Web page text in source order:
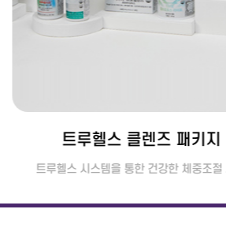
트루헬스 클렌즈 패키지
트루헬스 시스템을 통한 건강한 체중조절